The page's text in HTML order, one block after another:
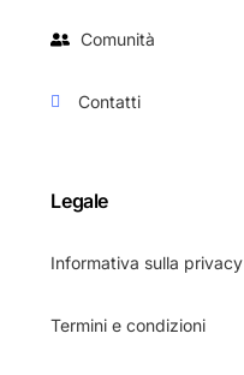
Comunità
Contatti
Legale
Informativa sulla privacy
Termini e condizioni